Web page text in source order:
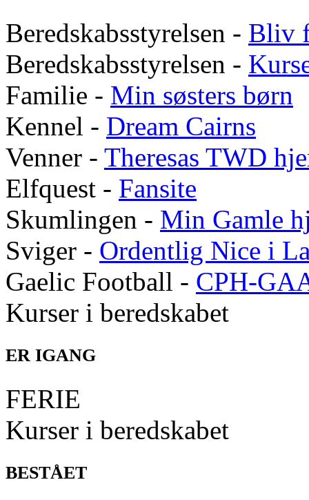
Beredskabsstyrelsen - Bliv
Beredskabsstyrelsen -
Familie - Min søsters børn
Kennel - Dream Cairns
Venner - Theresas TWD
Elfquest - Fansite
Skumlingen - Min Gamle
Sviger - Ordentlig Nice i
Gaelic Football - CPH-
Kurser i beredskabet
ER IGANG
FERIE
Kurser i beredskabet
BESTÅET